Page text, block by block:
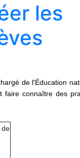
les
de l'Éducation
connaître des
de